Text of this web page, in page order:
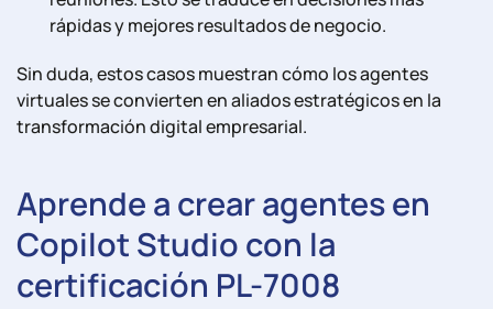
rápidas y mejores resultados de negocio.
Sin duda, estos casos muestran cómo los agentes
virtuales se convierten en aliados estratégicos en la
transformación digital empresarial.
Aprende a crear agentes en
Copilot Studio con la
certificación PL-7008